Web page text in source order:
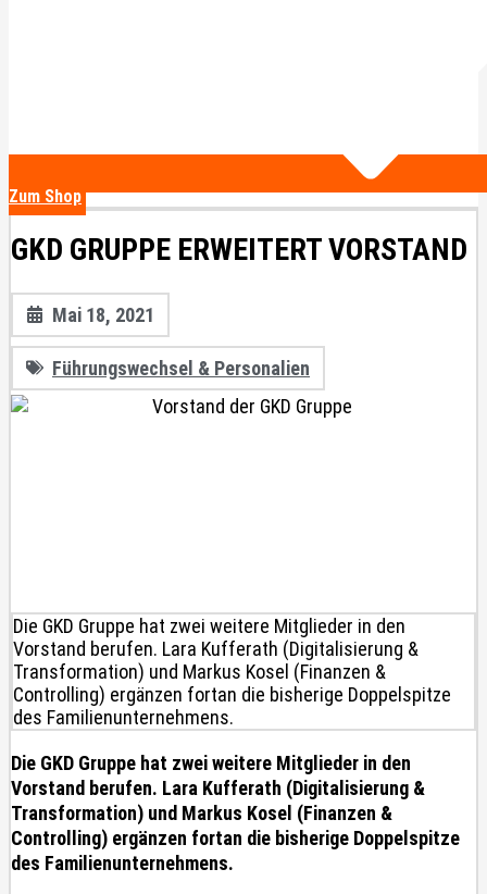
Zum Shop
GKD GRUPPE ERWEITERT VORSTAND
Mai 18, 2021
Führungswechsel & Personalien
Die GKD Gruppe hat zwei weitere Mitglieder in den
Vorstand berufen. Lara Kufferath (Digitalisierung &
Transformation) und Markus Kosel (Finanzen &
Controlling) ergänzen fortan die bisherige Doppelspitze
des Familienunternehmens.
Die GKD Gruppe hat zwei weitere Mitglieder in den
Vorstand berufen. Lara Kufferath (Digitalisierung &
Transformation) und Markus Kosel (Finanzen &
Controlling) ergänzen fortan die bisherige Doppelspitze
des Familienunternehmens.